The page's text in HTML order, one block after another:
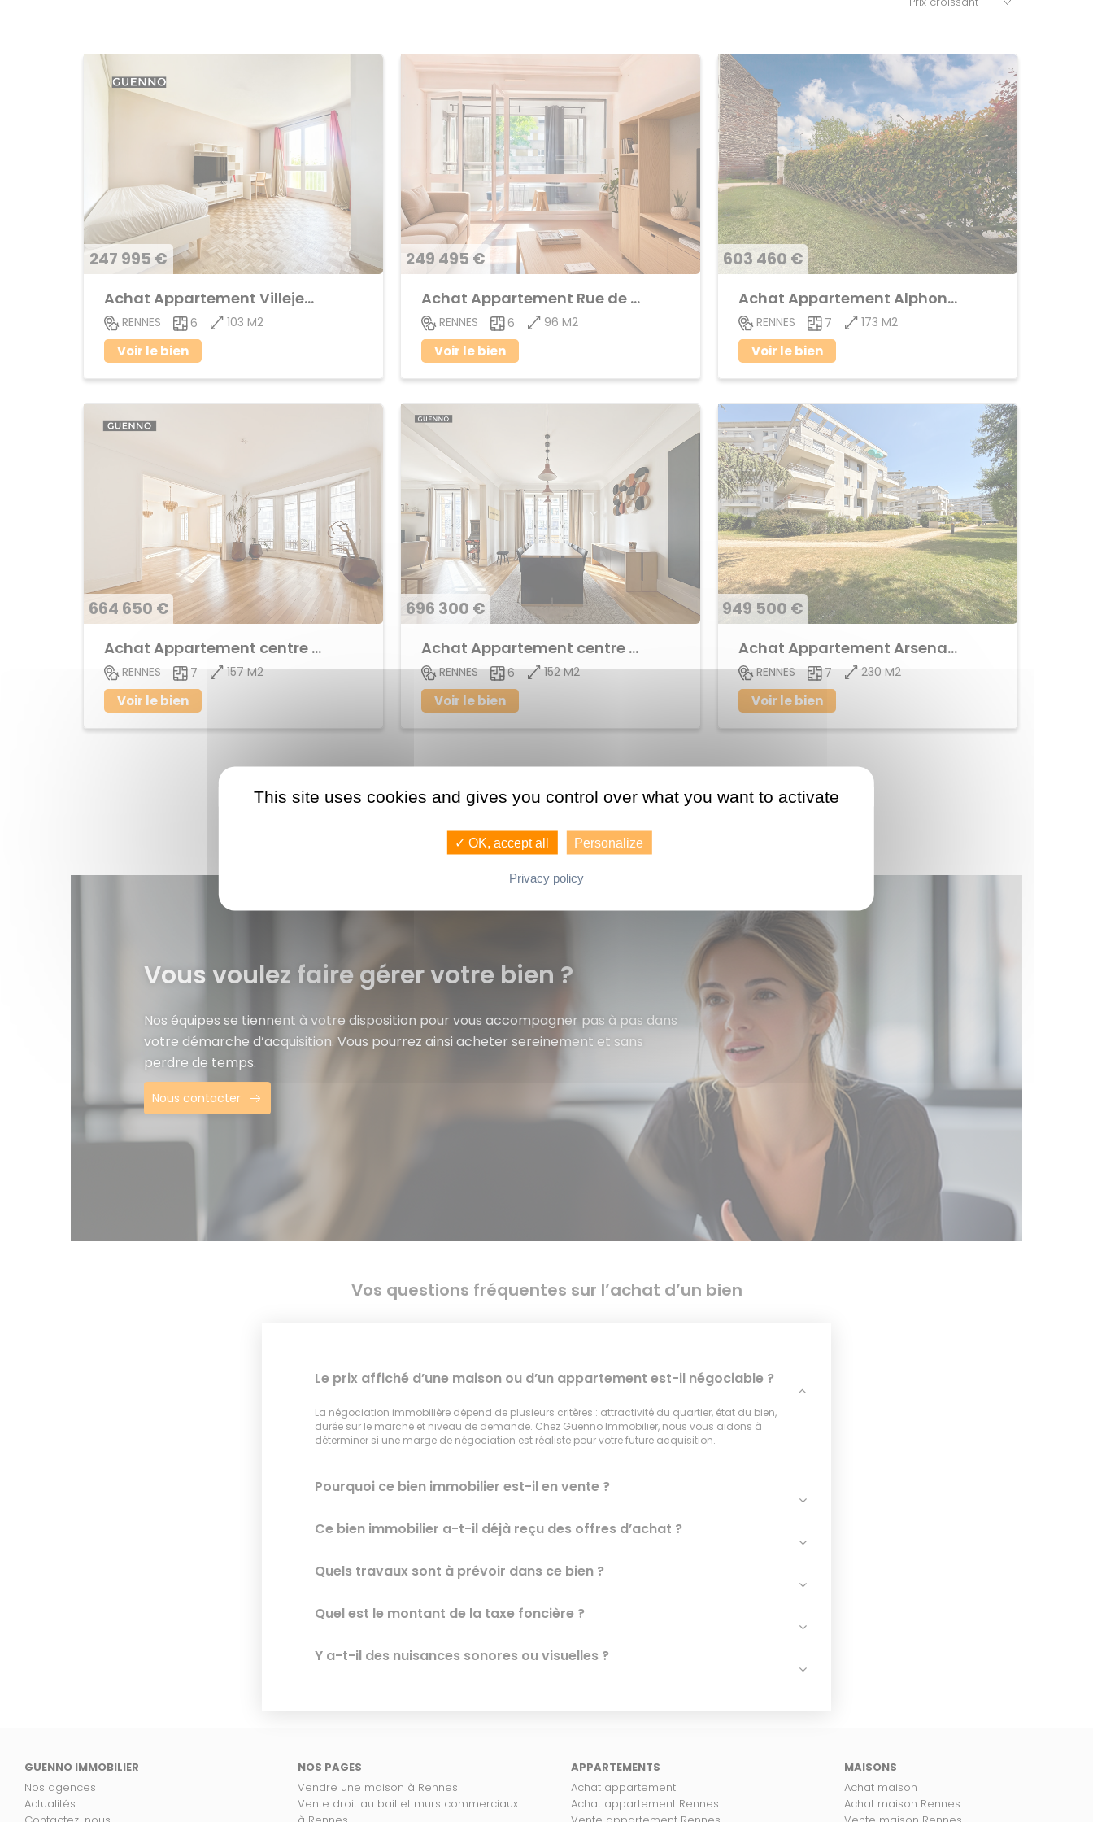
247 995 €
Achat Appartement Villejean
RENNES 6 103 M2
Voir le bien
249 495 €
Achat Appartement Rue de Nantes
RENNES 6 96 M2
Voir le bien
603 460 €
Achat Appartement Alphonse Guerin
RENNES 7 173 M2
Voir le bien
664 650 €
Achat Appartement centre ville
RENNES 7 157 M2
Voir le bien
696 300 €
Achat Appartement centre ville
RENNES 6 152 M2
Voir le bien
949 500 €
Achat Appartement Arsenal - Redon
RENNES 7 230 M2
Voir le bien
Vous voulez faire gérer votre bien ?
Nos équipes se tiennent à votre disposition pour vous accompagner pas à pas dans
votre démarche d’acquisition. Vous pourrez ainsi acheter sereinement et sans
perdre de temps.
Nous contacter
Vos questions fréquentes sur l’achat d’un bien
Le prix affiché d’une maison ou d’un appartement est-il négociable ?
La négociation immobilière dépend de plusieurs critères : attractivité du quartier, état du bien,
durée sur le marché et niveau de demande. Chez Guenno Immobilier, nous vous aidons à
déterminer si une marge de négociation est réaliste pour votre future acquisition.
Pourquoi ce bien immobilier est-il en vente ?
Ce bien immobilier a-t-il déjà reçu des offres d’achat ?
Quels travaux sont à prévoir dans ce bien ?
Quel est le montant de la taxe foncière ?
Y a-t-il des nuisances sonores ou visuelles ?
GUENNO IMMOBILIER
Nos agences
Actualités
NOS PAGES
Vendre une maison à Rennes
Vente droit au bail et murs commerciaux
APPARTEMENTS
Achat appartement
Achat appartement Rennes
MAISONS
Achat maison
Achat maison Rennes
This site uses cookies and gives you control over what you want to activate
✓ OK, accept all Personalize
Privacy policy